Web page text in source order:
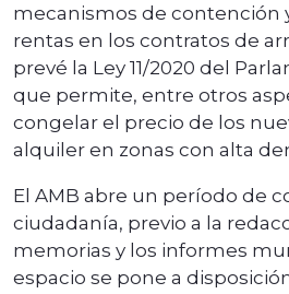
mecanismos de contención
rentas en los contratos de
prevé la Ley 11/2020 del
que permite, entre otros
congelar el precio de los
alquiler en zonas con alta
El AMB abre un período de
ciudadanía, previo a la
memorias y los informes
espacio se pone a